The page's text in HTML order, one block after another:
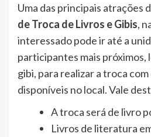
Uma das principais atrações
de Troca de Livros e Gibis,
interessado pode ir até a
participantes mais próximos,
gibi, para realizar a troca
disponíveis no local. Vale
A troca será de livro
Livros de literatura